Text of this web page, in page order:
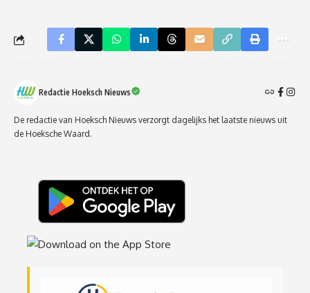
Redactie Hoeksch Nieuws
De redactie van Hoeksch Nieuws verzorgt dagelijks het laatste nieuws uit
de Hoeksche Waard.